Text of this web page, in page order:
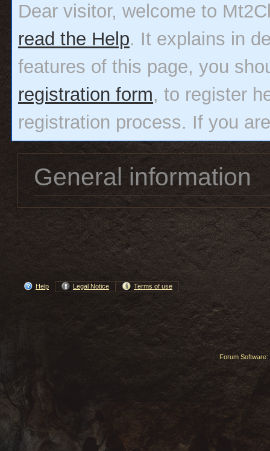
Dear visitor, welcome to
read the Help. It explains in
features of this page, you
registration form, to register
registration process. If you
General information
Help Legal Notice Terms of use
Forum Software: